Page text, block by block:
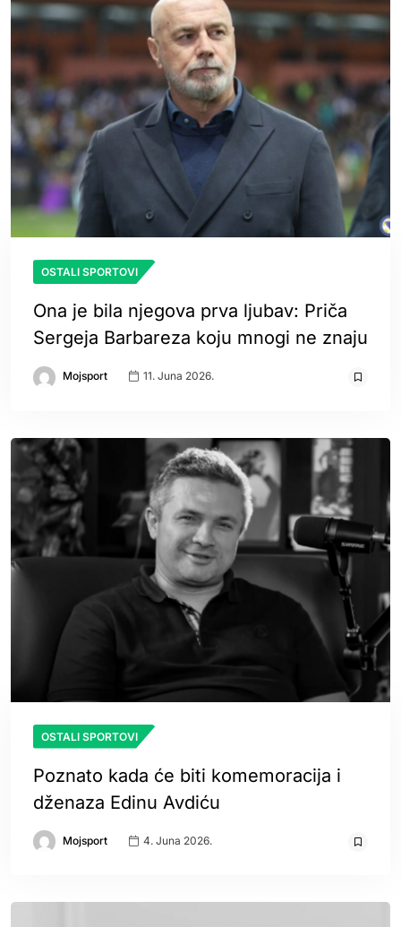
OSTALI SPORTOVI
Ona je bila njegova prva ljubav: Priča
Sergeja Barbareza koju mnogi ne znaju
Mojsport 11. Juna 2026.
OSTALI SPORTOVI
Poznato kada će biti komemoracija i
dženaza Edinu Avdiću
Mojsport 4. Juna 2026.